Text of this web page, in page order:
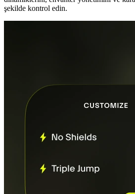
şekilde kontrol edin.